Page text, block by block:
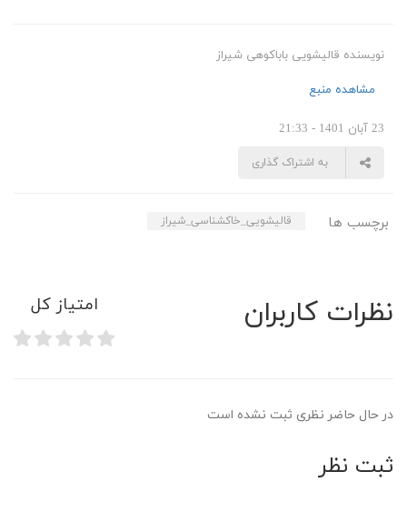
نویسنده قالیشویی باباکوهی شیراز
مشاهده منبع
23 آبان 1401 - 21:33
به اشتراک گذاری
برچسب ها قالیشویی_خاکشناسی_شیراز
نظرات کاربران امتیاز کل
در حال حاضر نظری ثبت نشده است
ثبت نظر